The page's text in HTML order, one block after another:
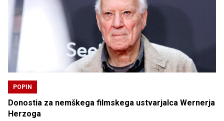
POPIN
Donostia za nemškega filmskega ustvarjalca Wernerja
Herzoga